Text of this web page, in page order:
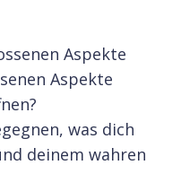
Aspekte
Aspekte
was dich
deinem wahren